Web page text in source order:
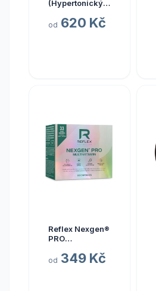
(Hypertonický
vody), 10 x 20
od 620 Kč
Reflex Nexgen®
PRO
NEW, 90 kapslí
od 349 Kč